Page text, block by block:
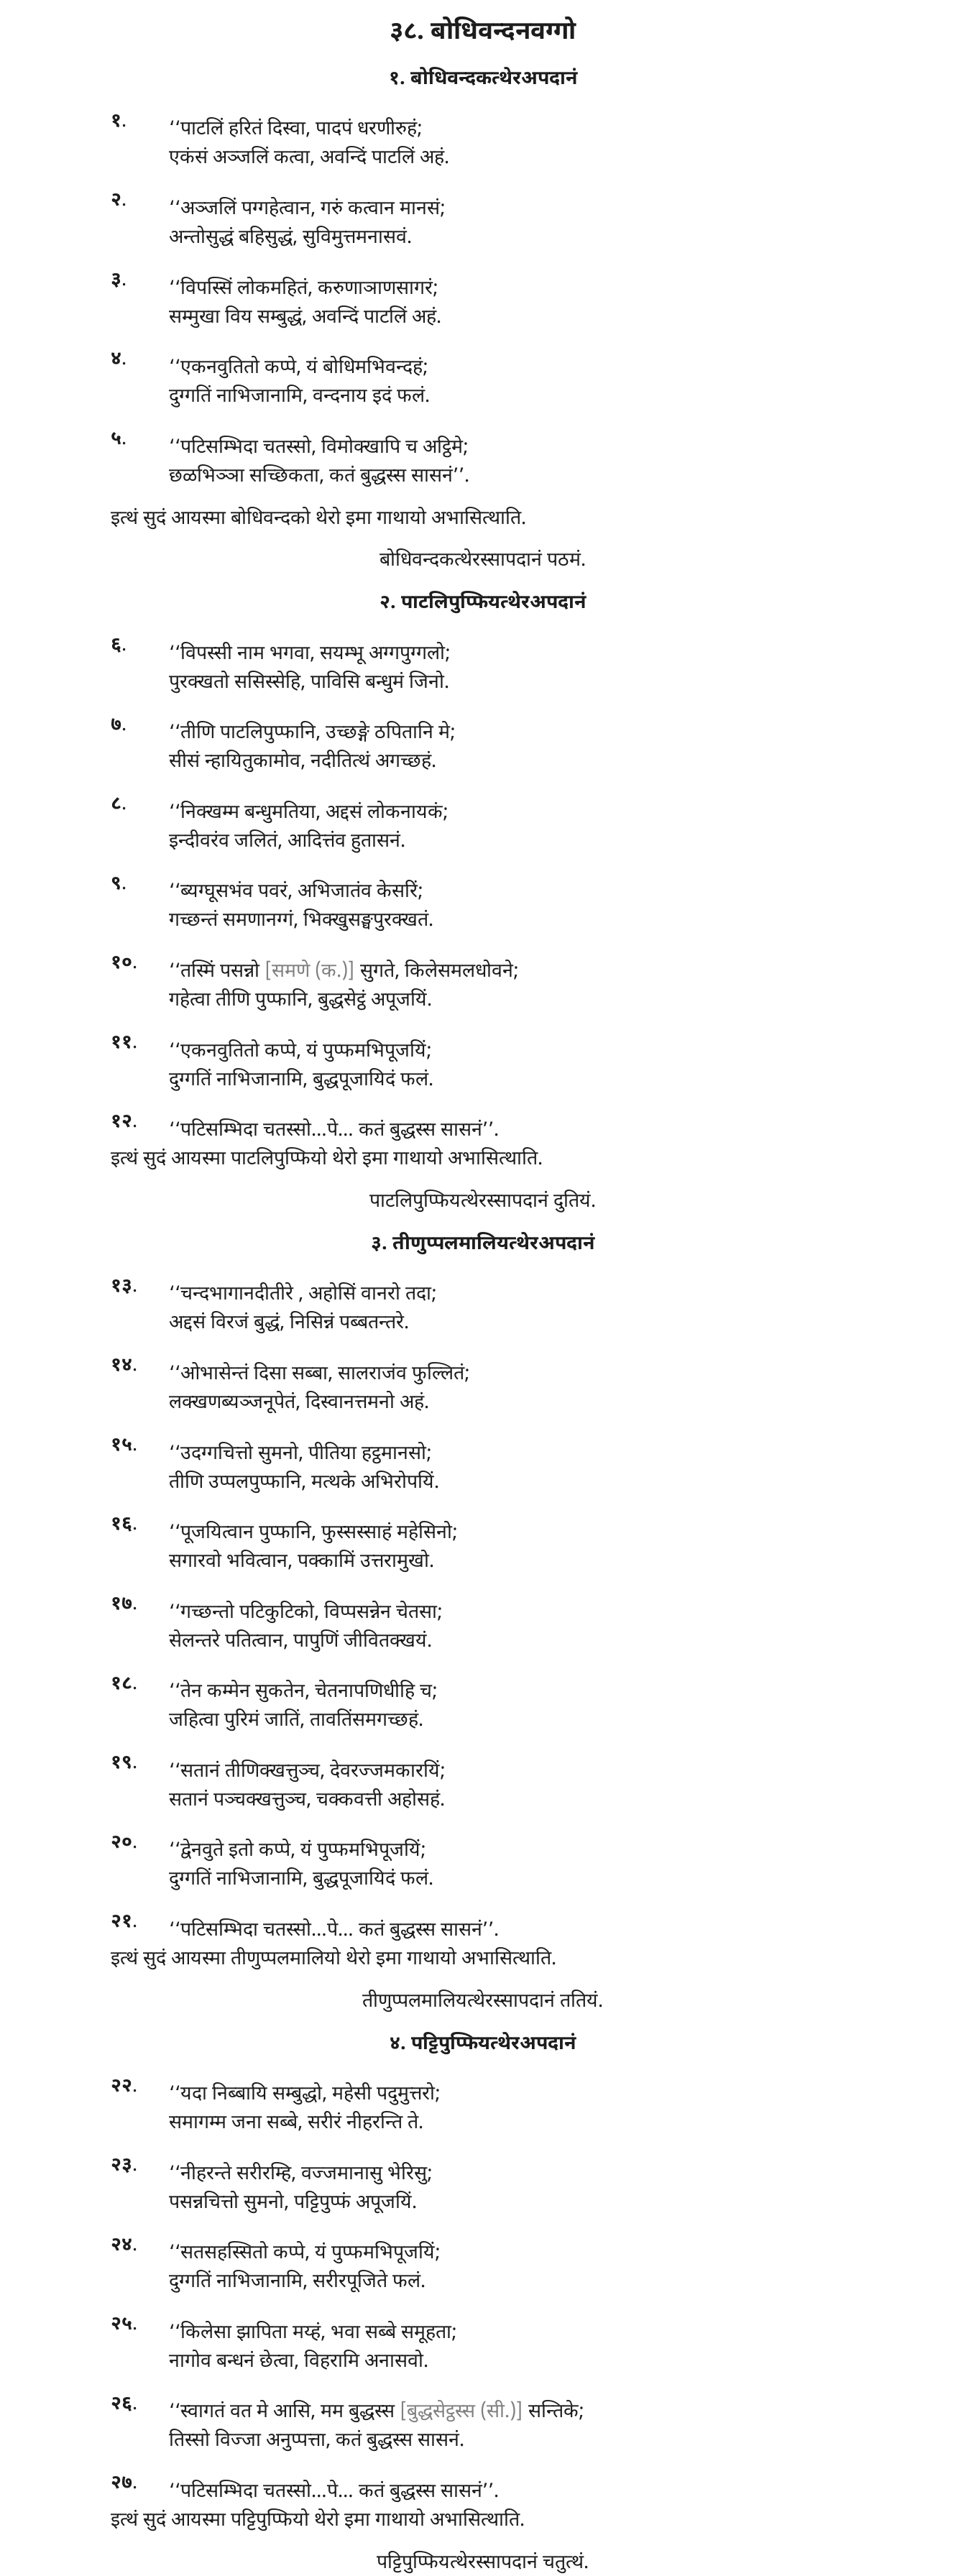
३८. बोधिवन्दनवग्गो
१. बोधिवन्दकत्थेरअपदानं
१. ‘‘पाटलिंहरितं दिस्वा, पादपं धरणीरुहं;
एकंसं अञ्जलिं कत्वा, अवन्दिं पाटलिं अहं.
२.
‘‘अञ्जलिं पग्गहेत्वान, गरुं कत्वान मानसं;
अन्तोसुद्धं बहिसुद्धं, सुविमुत्तमनासवं.
३.
‘‘विपस्सिं लोकमहितं, करुणाञाणसागरं;
सम्मुखा विय सम्बुद्धं, अवन्दिं पाटलिं अहं.
४.
‘‘एकनवुतितो कप्पे, यं बोधिमभिवन्दहं;
दुग्गतिं नाभिजानामि, वन्दनाय इदं फलं.
५.
‘‘पटिसम्भिदा चतस्सो, विमोक्खापि च अट्ठिमे;
छळभिञ्ञा सच्छिकता, कतं बुद्धस्स सासनं’’.
इत्थं सुदं आयस्मा बोधिवन्दको थेरो इमा गाथायो अभासित्थाति.
बोधिवन्दकत्थेरस्सापदानं पठमं.
२. पाटलिपुप्फियत्थेरअपदानं
६. ‘‘विपस्सीनाम भगवा, सयम्भू अग्गपुग्गलो;
पुरक्खतो ससिस्सेहि, पाविसि बन्धुमं जिनो.
७.
‘‘तीणि पाटलिपुप्फानि, उच्छङ्गे ठपितानि मे;
सीसं न्हायितुकामोव, नदीतित्थं अगच्छहं.
८.
‘‘निक्खम्म बन्धुमतिया, अद्दसं लोकनायकं;
इन्दीवरंव जलितं, आदित्तंव हुतासनं.
९. ‘‘ब्यग्घूसभंवपवरं, अभिजातंव केसरिं;
गच्छन्तं समणानग्गं, भिक्खुसङ्घपुरक्खतं.
१०. ‘‘तस्मिंपसन्नो [समणे (क.)] सुगते, किलेसमलधोवने;
गहेत्वा तीणि पुप्फानि, बुद्धसेट्ठं अपूजयिं.
११.
‘‘एकनवुतितो कप्पे, यं पुप्फमभिपूजयिं;
दुग्गतिं नाभिजानामि, बुद्धपूजायिदं फलं.
१२.
‘‘पटिसम्भिदा चतस्सो…पे… कतं बुद्धस्स सासनं’’.
इत्थं सुदं आयस्मा पाटलिपुप्फियो थेरो इमा गाथायो अभासित्थाति.
पाटलिपुप्फियत्थेरस्सापदानं दुतियं.
३. तीणुप्पलमालियत्थेरअपदानं
१३. ‘‘चन्दभागानदीतीरे , अहोसिं वानरो तदा;
अद्दसं विरजं बुद्धं, निसिन्नं पब्बतन्तरे.
१४.
‘‘ओभासेन्तं दिसा सब्बा, सालराजंव फुल्लितं;
लक्खणब्यञ्जनूपेतं, दिस्वानत्तमनो अहं.
१५.
‘‘उदग्गचित्तो सुमनो, पीतिया हट्ठमानसो;
तीणि उप्पलपुप्फानि, मत्थके अभिरोपयिं.
१६.
‘‘पूजयित्वान पुप्फानि, फुस्सस्साहं महेसिनो;
सगारवो भवित्वान, पक्कामिं उत्तरामुखो.
१७.
‘‘गच्छन्तो पटिकुटिको, विप्पसन्नेन चेतसा;
सेलन्तरे पतित्वान, पापुणिं जीवितक्खयं.
१८.
‘‘तेन कम्मेन सुकतेन, चेतनापणिधीहि च;
जहित्वा पुरिमं जातिं, तावतिंसमगच्छहं.
१९.
‘‘सतानं तीणिक्खत्तुञ्च, देवरज्जमकारयिं;
सतानं पञ्चक्खत्तुञ्च, चक्कवत्ती अहोसहं.
२०.
‘‘द्वेनवुते इतो कप्पे, यं पुप्फमभिपूजयिं;
दुग्गतिं नाभिजानामि, बुद्धपूजायिदं फलं.
२१. ‘‘पटिसम्भिदाचतस्सो…पे… कतं बुद्धस्स सासनं’’.
इत्थंसुदं आयस्मा तीणुप्पलमालियो थेरो इमा गाथायो अभासित्थाति.
तीणुप्पलमालियत्थेरस्सापदानं ततियं.
४. पट्टिपुप्फियत्थेरअपदानं
२२.
‘‘यदा निब्बायि सम्बुद्धो, महेसी पदुमुत्तरो;
समागम्म जना सब्बे, सरीरं नीहरन्ति ते.
२३.
‘‘नीहरन्ते सरीरम्हि, वज्जमानासु भेरिसु;
पसन्नचित्तो सुमनो, पट्टिपुप्फं अपूजयिं.
२४.
‘‘सतसहस्सितो कप्पे, यं पुप्फमभिपूजयिं;
दुग्गतिं नाभिजानामि, सरीरपूजिते फलं.
२५.
‘‘किलेसा झापिता मय्हं, भवा सब्बे समूहता;
नागोव बन्धनं छेत्वा, विहरामि अनासवो.
२६. ‘‘स्वागतं वत मे आसि, मम बुद्धस्स [बुद्धसेट्ठस्स (सी.)] सन्तिके;
तिस्सो विज्जा अनुप्पत्ता, कतं बुद्धस्स सासनं.
२७. ‘‘पटिसम्भिदाचतस्सो…पे… कतं बुद्धस्स सासनं’’.
इत्थं सुदं आयस्मा पट्टिपुप्फियो थेरो इमा गाथायो अभासित्थाति.
पट्टिपुप्फियत्थेरस्सापदानं चतुत्थं.